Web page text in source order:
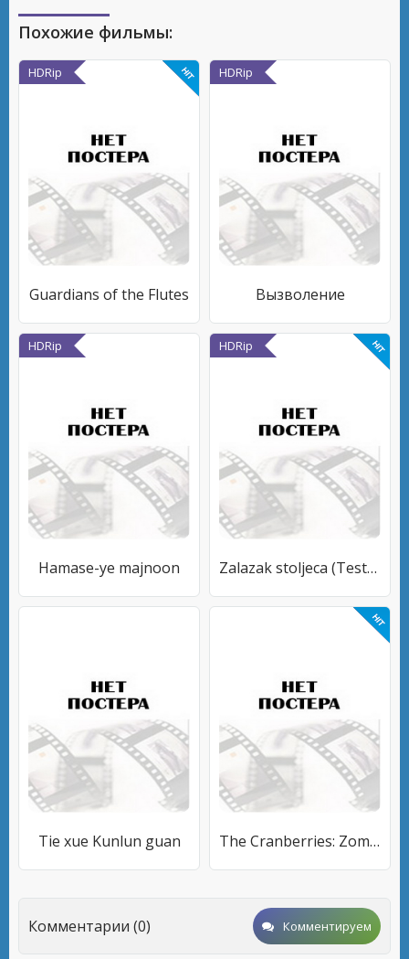
Похожие фильмы:
HDRip
Guardians of the Flutes
HDRip
Вызволение
HDRip
Hamase-ye majnoon
HDRip
Zalazak stoljeca (Testament L.Z.)
Tie xue Kunlun guan The Cranberries: Zombie
Комментарии (0) Комментируем